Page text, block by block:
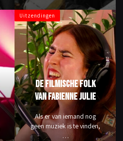
Uitzendingen
De filmische folk
van Fabienne Julie
Als er van iemand nog
geen muziek is te vinden,
…